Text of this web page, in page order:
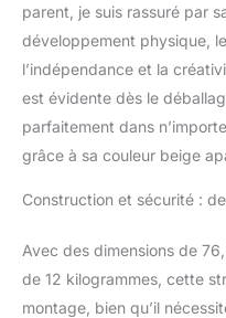
parent, je suis rassuré par
développement physique,
l’indépendance et la
est évidente dès le
parfaitement dans
grâce à sa couleur beige
Construction et sécurité :
Avec des dimensions de
de 12 kilogrammes, cette
montage, bien qu’il